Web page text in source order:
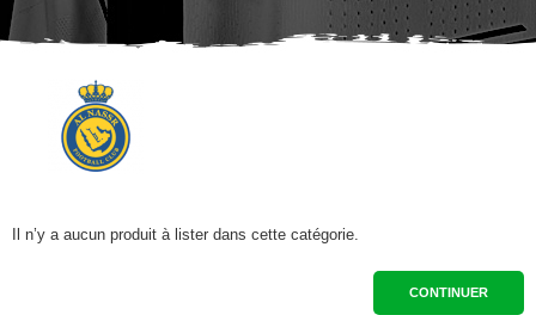
Il n’y a aucun produit à lister dans cette catégorie.
CONTINUER